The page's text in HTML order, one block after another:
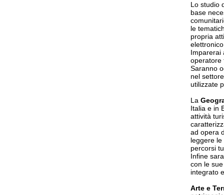
Lo studio
base
le
propria
Imparerai
operatore
Saranno
nel
utilizzate
La
Italia e in
attività
ad opera
leggere
percorsi
Infine
con le
integrato
Arte e